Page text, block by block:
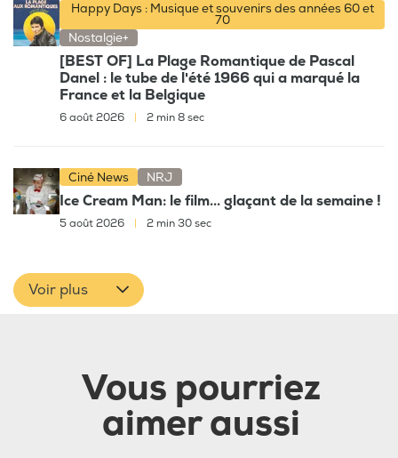
Happy Days : Musique et souvenirs des années 60 et
70
Nostalgie+
[BEST OF] La Plage Romantique de Pascal
Danel : le tube de l'été 1966 qui a marqué la
France et la Belgique
6 août 2026 2 min 8 sec
Ciné News NRJ
Ice Cream Man: le film... glaçant de la semaine !
5 août 2026 2 min 30 sec
Voir plus
Vous pourriez
aimer aussi